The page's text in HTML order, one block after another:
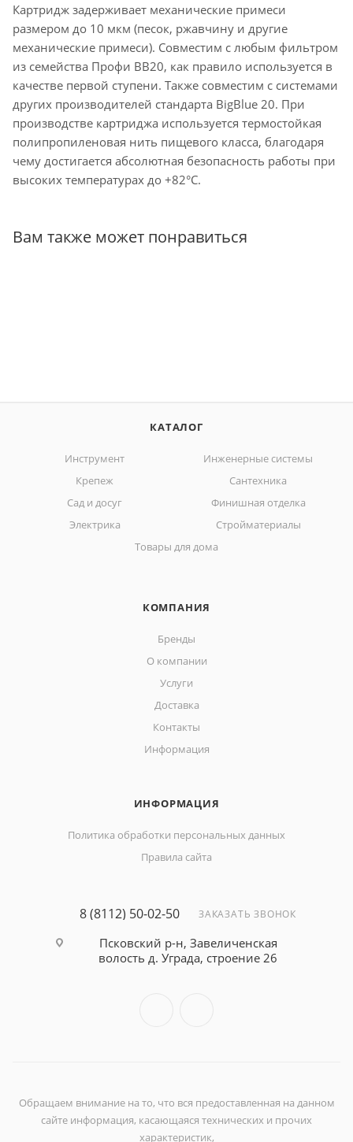
Картридж задерживает механические примеси
размером до 10 мкм (песок, ржавчину и другие
механические примеси). Совместим с любым фильтром
из семейства Профи ВВ20, как правило используется в
качестве первой ступени. Также совместим с системами
других производителей стандарта BigBlue 20. При
производстве картриджа используется термостойкая
полипропиленовая нить пищевого класса, благодаря
чему достигается абсолютная безопасность работы при
высоких температурах до +82°C.
Вам также может понравиться
КАТАЛОГ
Инструмент
Инженерные системы
Крепеж
Сантехника
Сад и досуг
Финишная отделка
Электрика
Стройматериалы
Товары для дома
КОМПАНИЯ
Бренды
О компании
Услуги
Доставка
Контакты
Информация
ИНФОРМАЦИЯ
Политика обработки персональных данных
Правила сайта
8 (8112) 50-02-50 ЗАКАЗАТЬ ЗВОНОК
Псковский р-н, Завеличенская
волость д. Уграда, строение 26
Обращаем внимание на то, что вся предоставленная на данном
сайте информация, касающаяся технических и прочих
характеристик,